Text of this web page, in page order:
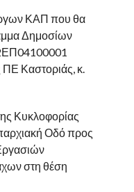
ΚΑΠ που θα
Δημοσίων
ΠΕ Καστοριάς, κ.
Κυκλοφορίας
Οδό προς
στη θέση